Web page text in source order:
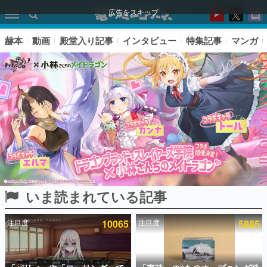
広告をスキップ
ピックアップ
電ファミのいま読まれている記事ランキング
アプリセール情報
赫本 動画 殿堂入り記事 インタビュー 特集記事 マンガ
いま読まれている記事
注目度 10065 注目度 5885